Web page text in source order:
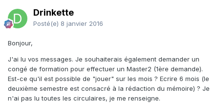
Drinkette
Posté(e) 8 janvier 2016
Bonjour,
J'ai lu vos messages. Je souhaiterais également demander un
congé de formation pour effectuer un Master2 (1ère demande).
Est-ce qu'il est possible de "jouer" sur les mois ? Ecrire 6 mois (le
deuxième semestre est consacré à la rédaction du mémoire) ? Je
n'ai pas lu toutes les circulaires, je me renseigne.